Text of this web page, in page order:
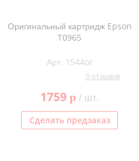
Оригинальный картридж Epson
T0965
Арт. 1544or
0 отзывов
1759 p/ шт.
Сделать предзаказ